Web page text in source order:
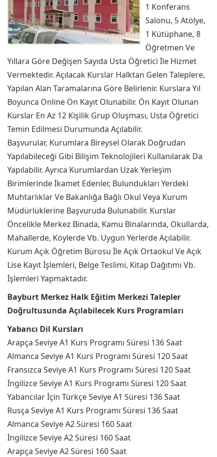
1 Konferans
Salonu, 5 Atölye,
1 Kütüphane, 8
Öğretmen Ve
Yıllara Göre Değişen Sayıda Usta Öğretici İle Hizmet
Vermektedir. Açılacak Kurslar Halktan Gelen Taleplere,
Yapılan Alan Taramalarına Göre Belirlenir. Kurslara Yıl
Boyunca Online Ön Kayıt Olunabilir. Ön Kayıt Olunan
Kurslar En Az 12 Kişilik Grup Oluşması, Usta Öğretici
Temin Edilmesi Durumunda Açılabilir.
Başvurular, Kurumlara Bireysel Olarak Doğrudan
Yapılabileceği Gibi Bilişim Teknolojileri Kullanılarak Da
Yapılabilir. Ayrıca Kurumlardan Uzak Yerleşim
Birimlerinde İkamet Edenler, Bulundukları Yerdeki
Muhtarlıklar Ve Bakanlığa Bağlı Okul Veya Kurum
Müdürlüklerine Başvuruda Bulunabilir. Kurslar
Öncelikle Merkez Binada, Kamu Binalarında, Okullarda,
Mahallerde, Köylerde Vb. Uygun Yerlerde Açılabilir.
Kurum Açık Öğretim Bürosu İle Açık Ortaokul Ve Açık
Lise Kayıt İşlemleri, Belge Teslimi, Kitap Dağıtımı Vb.
İşlemleri Yapmaktadır.
Bayburt Merkez Halk Eğitim Merkezi Talepler
Doğrultusunda Açılabilecek Kurs Programları
Yabancı Dil Kursları
Arapça Seviye A1 Kurs Programı Süresi 136 Saat
Almanca Seviye A1 Kurs Programı Süresi 120 Saat
Fransızca Seviye A1 Kurs Programı Süresi 120 Saat
İngilizce Seviye A1 Kurs Programı Süresi 120 Saat
Yabancılar İçin Türkçe Seviye A1 Süresi 136 Saat
Rusça Seviye A1 Kurs Programı Süresi 136 Saat
Almanca Seviye A2 Süresi 160 Saat
İngilizce Seviye A2 Süresi 160 Saat
Arapça Seviye A2 Süresi 160 Saat